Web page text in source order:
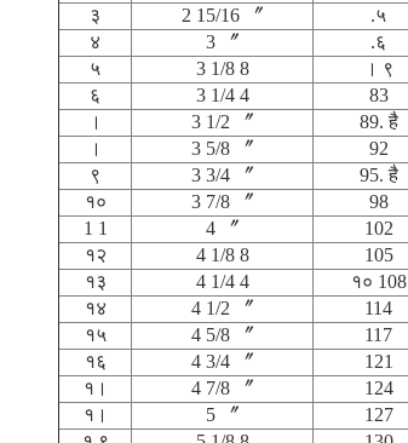
३
2 15/16 〞 .५
४
3 〞 .६
५
3 1/8 8 । ९
६
3 1/4 4 83
।
3 1/2 〞 89. है
।
3 5/8 〞 92
९
3 3/4 〞 95. है
१०
3 7/8 〞 98
1 1
4 〞 102
१२
4 1/8 8 105
१३
4 1/4 4 १० 108
१४
4 1/2 〞 114
१५
4 5/8 〞 117
१६
4 3/4 〞 121
१।
4 7/8 〞 124
१।
5 〞 127